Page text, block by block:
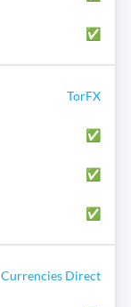
✅
TorFX
✅
✅
✅
Currencies Direct